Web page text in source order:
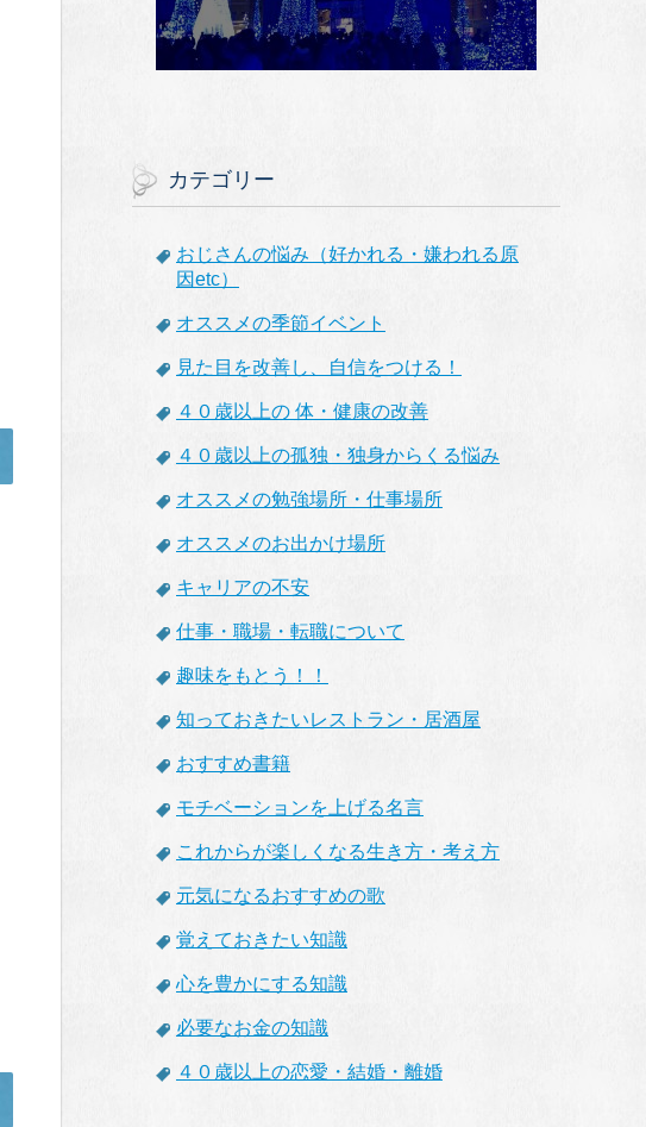
カテゴリー
おじさんの悩み（好かれる・嫌われる原
因etc）
オススメの季節イベント
見た目を改善し、自信をつける！
４０歳以上の 体・健康の改善
４０歳以上の孤独・独身からくる悩み
オススメの勉強場所・仕事場所
オススメのお出かけ場所
キャリアの不安
仕事・職場・転職について
趣味をもとう！！
知っておきたいレストラン・居酒屋
おすすめ書籍
モチベーションを上げる名言
これからが楽しくなる生き方・考え方
元気になるおすすめの歌
覚えておきたい知識
心を豊かにする知識
必要なお金の知識
４０歳以上の恋愛・結婚・離婚